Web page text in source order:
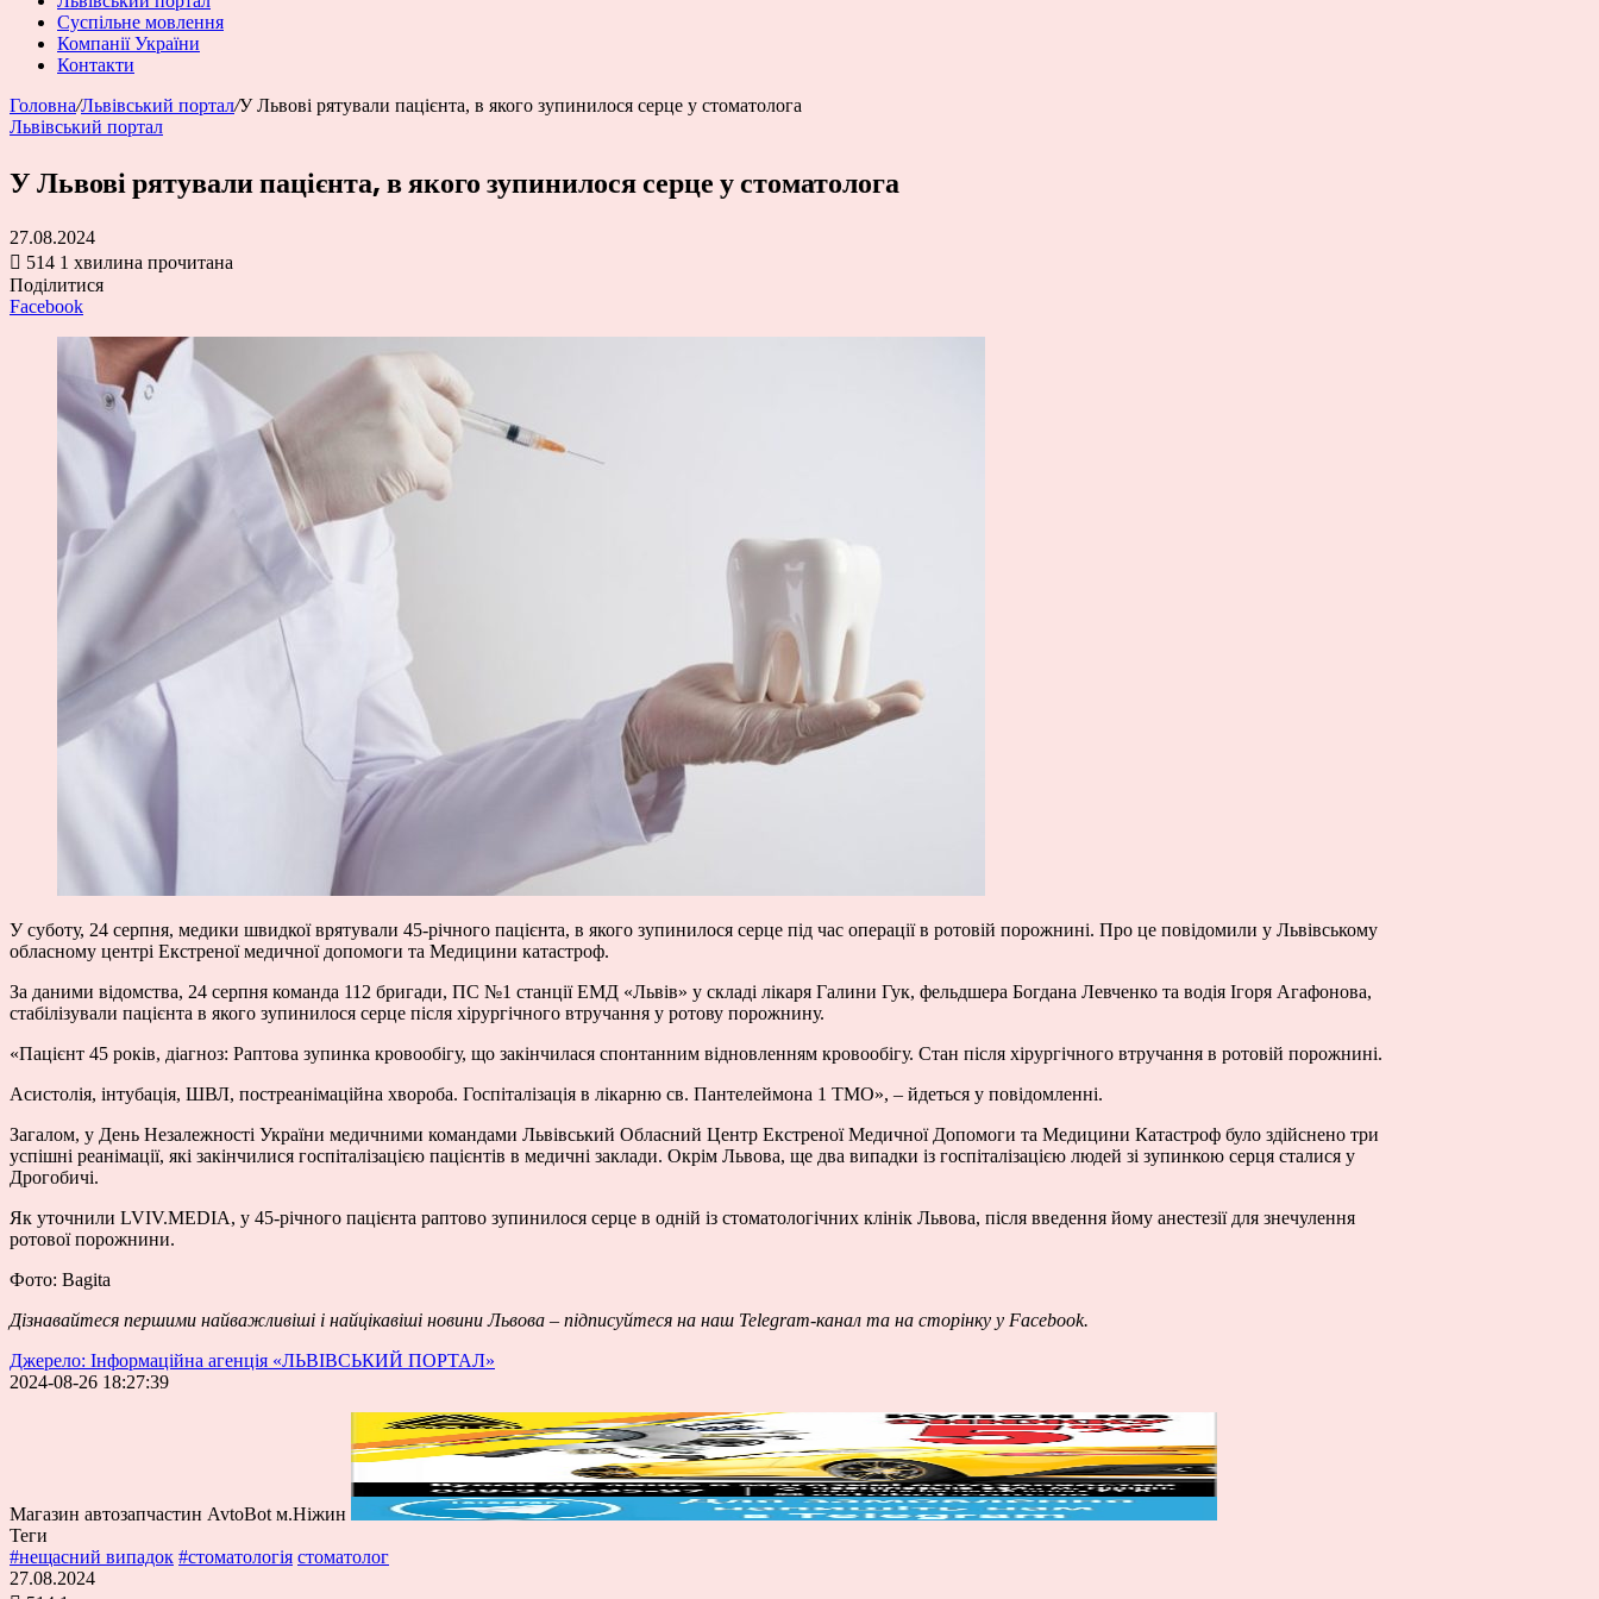
Суспільне мовлення
Компанії України
Контакти
Головна/Львівський портал/У Львові рятували пацієнта, в якого зупинилося серце у стоматолога
Львівський портал
У Львові рятували пацієнта, в якого зупинилося серце у стоматолога
27.08.2024
514 1 хвилина прочитана
Поділитися
Facebook
У суботу, 24 серпня, медики швидкої врятували 45-річного пацієнта, в якого зупинилося серце під час операції в ротовій порожнині. Про це повідомили у Львівському
обласному центрі Екстреної медичної допомоги та Медицини катастроф.
За даними відомства, 24 серпня команда 112 бригади, ПС №1 станції ЕМД «Львів» у складі лікаря Галини Гук, фельдшера Богдана Левченко та водія Ігоря Агафонова,
стабілізували пацієнта в якого зупинилося серце після хірургічного втручання у ротову порожнину.
«Пацієнт 45 років, діагноз: Раптова зупинка кровообігу, що закінчилася спонтанним відновленням кровообігу. Стан після хірургічного втручання в ротовій порожнині.
Асистолія, інтубація, ШВЛ, постреанімаційна хвороба. Госпіталізація в лікарню св. Пантелеймона 1 ТМО», – йдеться у повідомленні.
Загалом, у День Незалежності України медичними командами Львівський Обласний Центр Екстреної Медичної Допомоги та Медицини Катастроф було здійснено три
успішні реанімації, які закінчилися госпіталізацією пацієнтів в медичні заклади. Окрім Львова, ще два випадки із госпіталізацією людей зі зупинкою серця сталися у
Дрогобичі.
Як уточнили LVIV.MEDIA, у 45-річного пацієнта раптово зупинилося серце в одній із стоматологічних клінік Львова, після введення йому анестезії для знечулення
ротової порожнини.
Фото: Bagita
Дізнавайтеся першими найважливіші і найцікавіші новини Львова – підписуйтеся на наш Telegram-канал та на сторінку у Facebook.
Джерело: Інформаційна агенція «ЛЬВІВСЬКИЙ ПОРТАЛ»
2024-08-26 18:27:39
Магазин автозапчастин AvtoBot м.Ніжин
Теги
#нещасний випадок #стоматологія стоматолог
27.08.2024